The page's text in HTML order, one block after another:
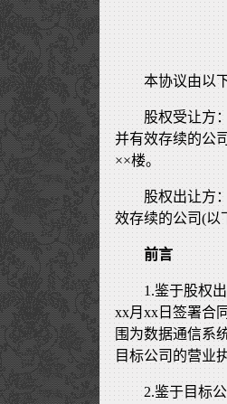
本协议由以
股权受让方
并有效存续的公
××楼。
股权出让方
效存续的公司(以
前言
1.鉴于股权
xx月xx日签署合
围为数据通信系
目标公司的营业
2.鉴于目标